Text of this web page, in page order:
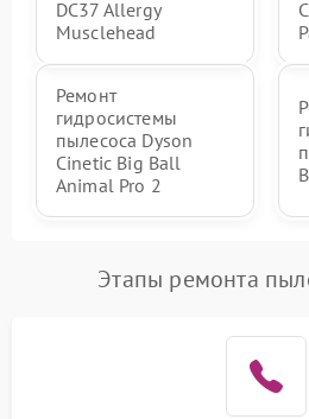
DC37 Allergy
Musclehead
Ремонт
гидросистемы
пылесоса Dyson
Cinetic Big Ball
Animal Pro 2
Этапы ремонта